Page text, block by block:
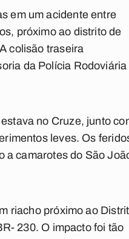
em um acidente entre
próximo ao distrito de
colisão traseira
da Polícia Rodoviária
no Cruze, junto
leves. Os
a camarotes do São
riacho próximo ao
230. O impacto foi tão